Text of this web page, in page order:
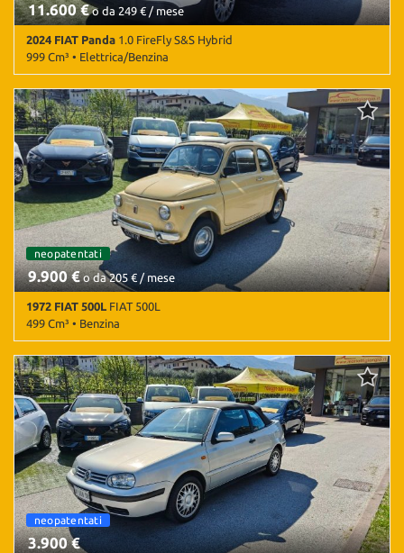
11.600 €o da 249 € / mese
2024 FIAT Panda 1.0 FireFly S&S Hybrid
999 Cm³ • Elettrica/Benzina
25.000 Km • Cambio Manuale (6) • Bianco pastello • 5 Porte • ABS •
Airbag • Airbag Passeggero • Airbag testa • Alzacristalli elettrici •
Antifurto • Autoradio • Bluetooth • Boardcomputer • Chiusura
centralizzata • Chiusura centralizzata telecomandata •
Climatizzatore • Controllo trazione • ESP • Immobilizzatore
elettronico • Luci diurne • Marmitta catalitica • MP3 • Servosterzo •
Start/Stop Automatico • USB • Vivavoce
neopatentati
9.900 €o da 205 € / mese
1972 FIAT 500L FIAT 500L
499 Cm³ • Benzina
31.000 Km • Cambio Manuale (4) • Giallo pastello • 2 Porte
cabrio neopatentati cabrio
3.900 €